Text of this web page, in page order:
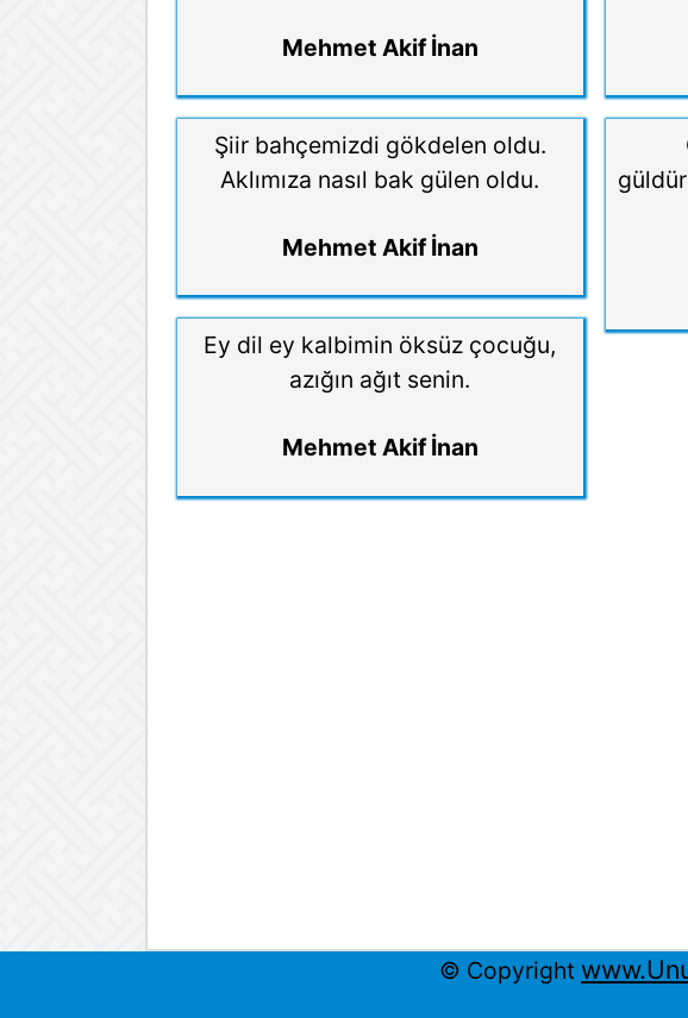
Mehmet Akif İnan
Şiir bahçemizdi gökdelen oldu.
Aklımıza nasıl bak gülen oldu.
Mehmet Akif İnan
Ey dil ey kalbimin öksüz çocuğu,
azığın ağıt senin.
Mehmet Akif İnan
© Copyright